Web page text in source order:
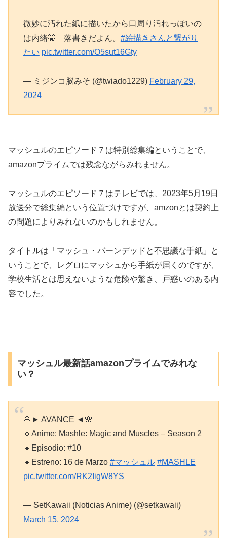
微妙に汚れた紙に描いたから口周り汚れっぽいの
は内緒🤫 落書きだよん。 #絵描きさんと繋がり
たい pic.twitter.com/O5sut16Gty
— ミジンコ脳みそ (@twiado1229) February 29,
2024
マッシュルのエピソード７は特別総集編ということで、
amazonプライムでは残念ながらみれません。
マッシュルのエピソード７はテレビでは、2023年5月19日
放送分で総集編という位置づけですが、amzonとは契約上
の問題によりみれないのかもしれません。
タイトルは「マッシュ・バーンデッドと不思議な手紙」と
いうことで、レグロにマッシュから手紙が届くのですが、
学校生活とは思えないような危険や驚き、戸惑いのある内
容でした。
マッシュル最新話amazonプライムでみれな
い？
🌸► AVANCE ◄🌸
🔹Anime: Mashle: Magic and Muscles – Season 2
🔹Episodio: #10
🔹Estreno: 16 de Marzo #マッシュル #MASHLE
pic.twitter.com/RK2IigW8YS
— SetKawaii (Noticias Anime) (@setkawaii)
March 15, 2024